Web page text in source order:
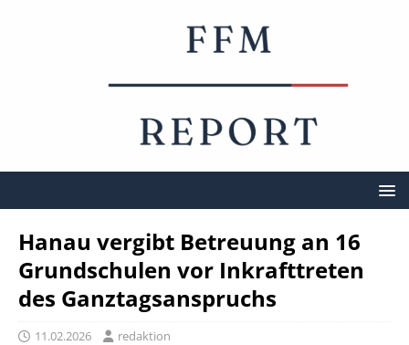
Hanau vergibt Betreuung an 16
Grundschulen vor Inkrafttreten
des Ganztagsanspruchs
11.02.2026 redaktion